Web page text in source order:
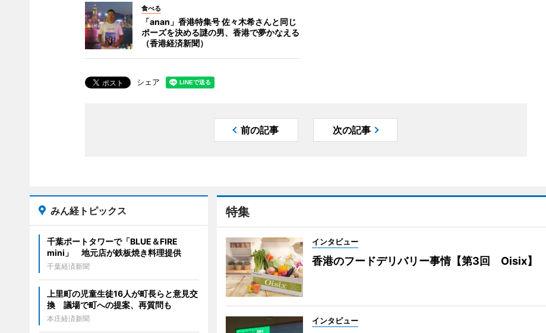
食べる
「anan」香港特集号 佐々木希さんと同じ
ポーズを決める謎の男、香港で夢かなえる
（香港経済新聞）
シェア
前の記事 次の記事
特集
インタビュー
香港のフードデリバリー事情【第3回 Oisix】
インタビュー
みん経トピックス
千葉ポートタワーで「BLUE＆FIRE
mini」 地元店が鉄板焼き料理提供
千葉経済新聞
上里町の児童生徒16人が町長らと意見交
換 議場で町への提案、再質問も
本庄経済新聞